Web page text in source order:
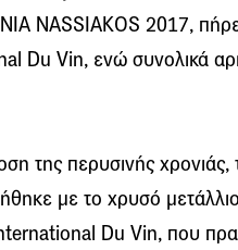
NASSIAKOS 2017,
Du Vin, ενώ συνολικά
της περυσινής
με το χρυσό
Du Vin, που